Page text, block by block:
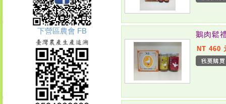
下營區農會 FB 鵝肉鬆
NT 460